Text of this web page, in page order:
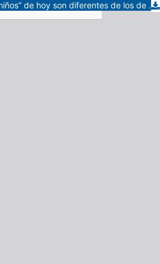
¿Hasta qué punto los “niños” de hoy son diferentes de los de antes? Un aporte psicoanalítico al debate sobre la pluralidad de infancias